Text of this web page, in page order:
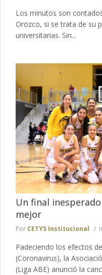
Los minutos son
Orozco, si se trata de su
universitarias. Sin...
Un final
mejor
Por CETYS Institucional
Padeciendo los efectos
(Coronavirus), la
(Liga ABE) anunció la